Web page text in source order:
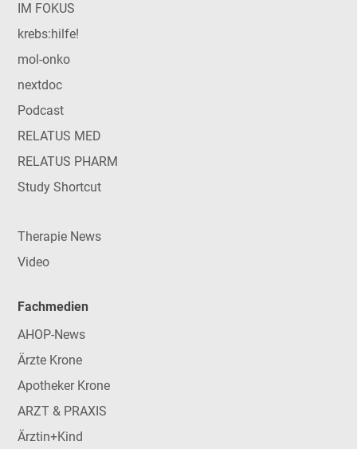
IM FOKUS
krebs:hilfe!
mol-onko
nextdoc
Podcast
RELATUS MED
RELATUS PHARM
Study Shortcut
Therapie News
Video
Fachmedien
AHOP-News
Ärzte Krone
Apotheker Krone
ARZT & PRAXIS
Ärztin+Kind